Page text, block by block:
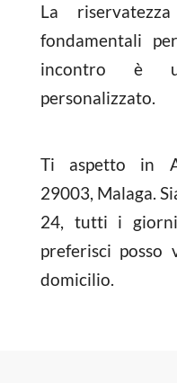
La
fondamentali
incontro è
personalizzato.
Ti aspetto in
29003, Malaga.
24, tutti i
preferisci
domicilio.